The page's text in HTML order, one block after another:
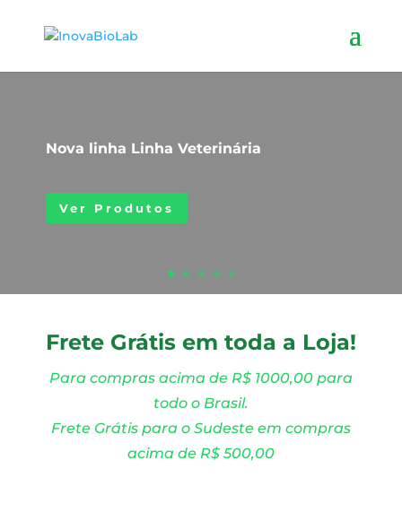
Nova linha Linha Veterinária
Ver Produtos
Frete Grátis em toda a Loja!
Para compras acima de R$ 1000,00 para
todo o Brasil.
Frete Grátis para o Sudeste em compras
acima de R$ 500,00